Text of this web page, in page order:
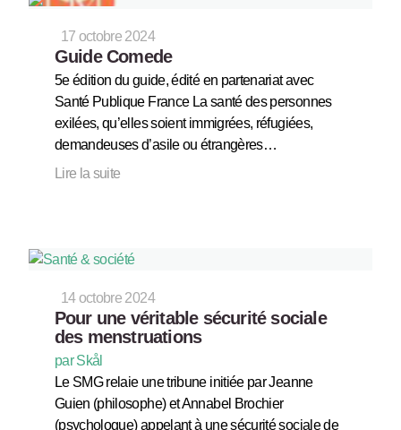
17 octobre 2024
Guide Comede
5e édition du guide, édité en partenariat avec
Santé Publique France La santé des personnes
exilées, qu’elles soient immigrées, réfugiées,
demandeuses d’asile ou étrangères…
Lire la suite
14 octobre 2024
Pour une véritable sécurité sociale
des menstruations
par Skål
Le SMG relaie une tribune initiée par Jeanne
Guien (philosophe) et Annabel Brochier
(psychologue) appelant à une sécurité sociale de